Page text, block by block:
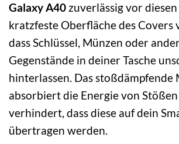
Galaxy A40 zuverlässig vor
kratzfeste Oberfläche des Covers
dass Schlüssel, Münzen oder
Gegenstände in deiner Tasche
hinterlassen. Das stoßdämpfende
absorbiert die Energie von
verhindert, dass diese auf dein
übertragen werden.